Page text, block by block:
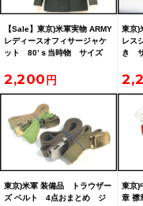
【Sale】東京)米軍実物 ARMY
レディースオフィサージャケ
ット 80’ｓ当時物 サイズ
2,200
東京)
レス
き
東京)米軍 装備品 トラウザー
ズ ベルト 4点おまとめ ジ
東京)
章 襟